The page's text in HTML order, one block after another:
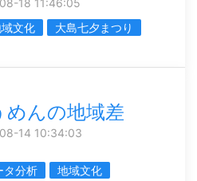
文化
大島七夕まつり
めんの地域差
14 10:34:03
タ分析 地域文化